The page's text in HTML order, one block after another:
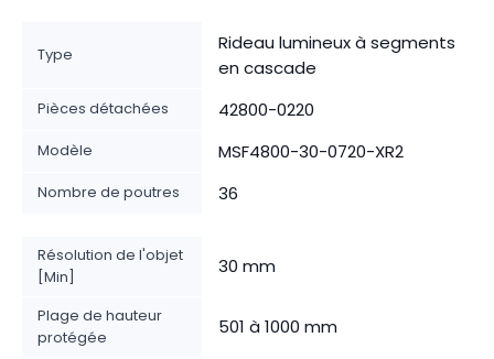
Type
Rideau lumineux à segments
en cascade
Pièces détachées 42800-0220
Modèle MSF4800-30-0720-XR2
Nombre de poutres 36
Résolution de l'objet
[Min]
30 mm
Plage de hauteur
protégée
501 à 1000 mm